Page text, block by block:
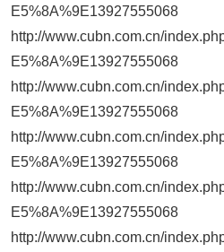
E5%8A%9E13927555068
http://www.cubn.com.cn/
E5%8A%9E13927555068
http://www.cubn.com.cn/
E5%8A%9E13927555068
http://www.cubn.com.cn/
E5%8A%9E13927555068
http://www.cubn.com.cn/
E5%8A%9E13927555068
http://www.cubn.com.cn/